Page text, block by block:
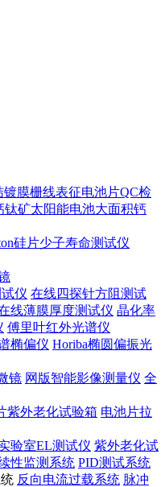
镀膜栅线表征电池片QC检
钛矿太阳能电池大面积钙
硅片少子寿命测试仪
仪 在线四探针方阻测试
线薄膜厚度测试仪 晶化率
傅里叶红外光谱仪
椭偏仪 Horiba椭圆偏振光
镜 网版智能影像测量仪 全
紫外老化试验箱 电池片拉
验室EL测试仪 紫外老化试
性监测系统 PID测试系统
反向电流过载系统 脉冲